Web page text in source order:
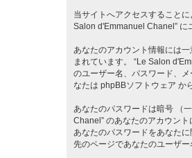
当サイトへアクセスすること
Salon d'Emmanuel Chanel” に
あなたのアカウント情報には一
まれています。 “Le Salon
のユーザー名、パスワード、
なたは phpBBソフトウェア か
あなたのパスワードは暗号 （
Chanel” のあなたのアカウン
あなたのパスワードをあなた
先のページであなたのユーザ